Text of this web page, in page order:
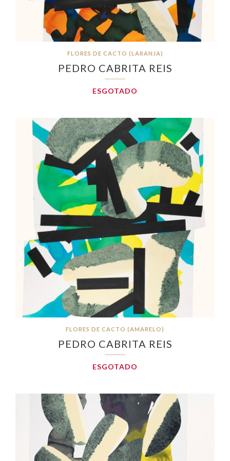
FLORES DE CACTO (LARANJA)
PEDRO CABRITA REIS
ESGOTADO
FLORES DE CACTO (AMARELO)
PEDRO CABRITA REIS
ESGOTADO